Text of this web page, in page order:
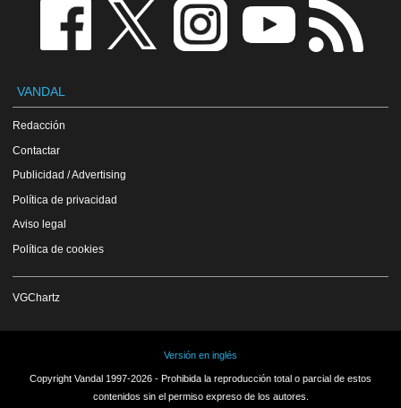
VANDAL
Redacción
Contactar
Publicidad / Advertising
Política de privacidad
Aviso legal
Política de cookies
VGChartz
Versión en inglés
Copyright Vandal 1997-2026 - Prohibida la reproducción total o parcial de estos
contenidos sin el permiso expreso de los autores.